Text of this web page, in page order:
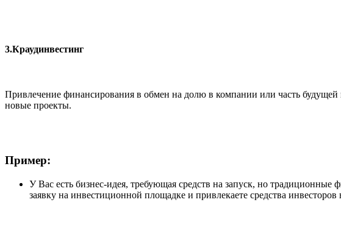
3.Краудинвестинг
Привлечение финансирования в обмен на долю в компании или часть
новые проекты.
Пример:
У Вас есть бизнес-идея, требующая средств на запуск, но
заявку на инвестиционной площадке и привлекаете средства